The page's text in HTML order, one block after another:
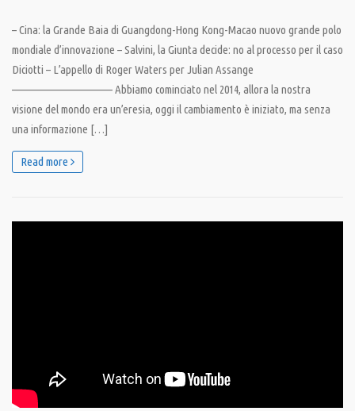
– Cina: la Grande Baia di Guangdong-Hong Kong-Macao nuovo grande polo
mondiale d’innovazione – Salvini, la Giunta decide: no al processo per il caso
Diciotti – L’appello di Roger Waters per Julian Assange
———————————– Abbiamo cominciato nel 2014, allora la nostra
visione del mondo era un’eresia, oggi il cambiamento è iniziato, ma senza
una informazione […]
Read more